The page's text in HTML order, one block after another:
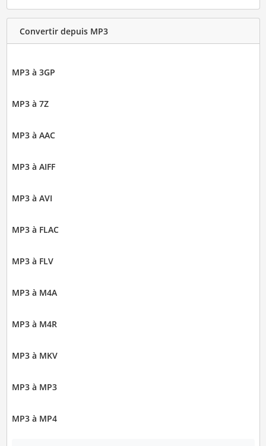
Convertir depuis MP3
MP3 à 3GP
MP3 à 7Z
MP3 à AAC
MP3 à AIFF
MP3 à AVI
MP3 à FLAC
MP3 à FLV
MP3 à M4A
MP3 à M4R
MP3 à MKV
MP3 à MP3
MP3 à MP4